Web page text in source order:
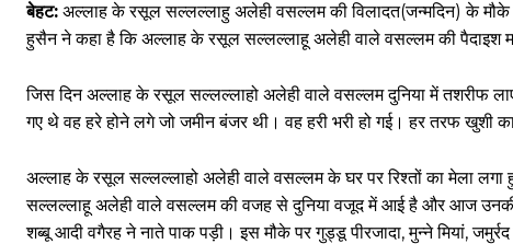
बेहट: अल्लाह के रसूल सल्लल्लाहु अलेही वसल्लम की विलादत(जन्मदिन) के
हुसैन ने कहा है कि अल्लाह के रसूल सल्लल्लाहू अलेही वाले वसल्लम की पैदाइश
जिस दिन अल्लाह के रसूल सल्लल्लाहो अलेही वाले वसल्लम दुनिया में तशरीफ
गए थे वह हरे होने लगे जो जमीन बंजर थी। वह हरी भरी हो गई। हर तरफ खुशी
अल्लाह के रसूल सल्लल्लाहो अलेही वाले वसल्लम के घर पर रिश्तों का मेला
सल्लल्लाहू अलेही वाले वसल्लम की वजह से दुनिया वजूद में आई है और आज उनकी
शब्बू आदी वगैरह ने नाते पाक पड़ी। इस मौके पर गुड्डू पीरजादा, मुन्ने मियां,